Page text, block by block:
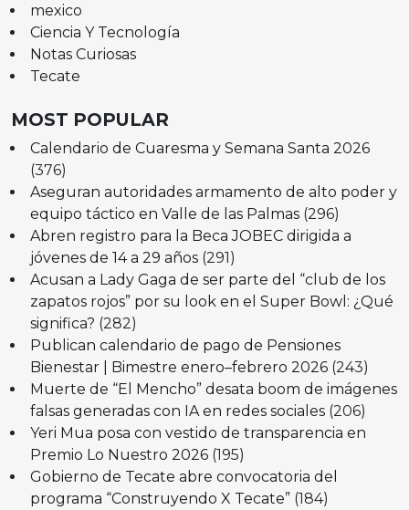
mexico
Ciencia Y Tecnología
Notas Curiosas
Tecate
MOST POPULAR
Calendario de Cuaresma y Semana Santa 2026
(376)
Aseguran autoridades armamento de alto poder y
equipo táctico en Valle de las Palmas (296)
Abren registro para la Beca JOBEC dirigida a
jóvenes de 14 a 29 años (291)
Acusan a Lady Gaga de ser parte del “club de los
zapatos rojos” por su look en el Super Bowl: ¿Qué
significa? (282)
Publican calendario de pago de Pensiones
Bienestar | Bimestre enero–febrero 2026 (243)
Muerte de “El Mencho” desata boom de imágenes
falsas generadas con IA en redes sociales (206)
Yeri Mua posa con vestido de transparencia en
Premio Lo Nuestro 2026 (195)
Gobierno de Tecate abre convocatoria del
programa “Construyendo X Tecate” (184)